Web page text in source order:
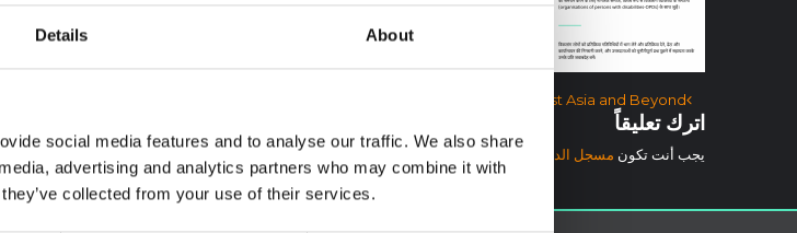
Details About
social media features and to analyse our traffic. We also share
advertising and analytics partners who may combine it with
collected from your use of their services.
آخر الملاحة
Humanitarian Action and Emergency Response in South and Southeast Asia and Beyond
اترك تعليقاً
يجب أنت تكون مسجل الدخول لتضيف تعليقاً.